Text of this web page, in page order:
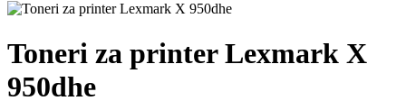
Toneri za printer Lexmark X
950dhe